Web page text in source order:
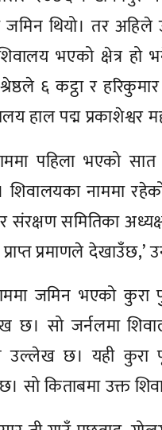
थियो। तर
भएको क्षेत्र हो
६ कट्ठा र
हाल पद्म प्रकाशेश्वर
पहिला भएको
शिवालयका नाममा
संरक्षण समितिका
प्राप्त प्रमाणले
जमिन भएको कुरा
छ। सो जर्नलमा
उल्लेख छ। यही कुरा
सो किताबमा उक्त